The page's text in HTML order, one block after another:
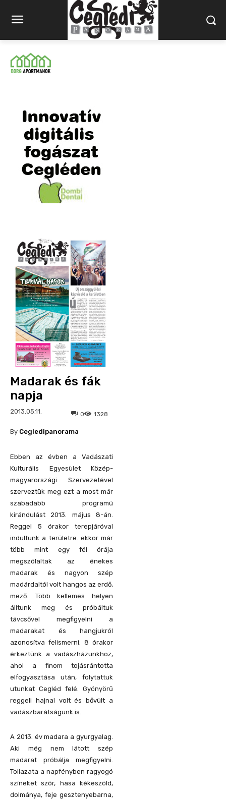
Madarak és fák
napja
2013.05.11. 1328
0
By Cegledipanorama
Ebben az évben a Vadászati
Kulturális Egyesület Közép-
magyarországi Szervezetével
szerveztük meg ezt a most már
szabadabb programú
kirándulást 2013. május 8-án.
Reggel 5 órakor terepjáróval
indultunk a területre. ekkor már
több mint egy fél órája
megszólaltak az énekes
madarak és nagyon szép
madárdaltól volt hangos az erdő,
mező. Több kellemes helyen
álltunk meg és próbáltuk
távcsővel megfigyelni a
madarakat és hangjukról
azonosítva felismerni. 8 órakor
érkeztünk a vadászházunkhoz,
ahol a finom tojásrántotta
elfogyasztása után, folytattuk
utunkat Cegléd felé. Gyönyörű
reggeli hajnal volt és bővült a
vadászbarátságunk is.
A 2013. év madara a gyurgyalag.
Aki még nem látott szép
madarat próbálja megfigyelni.
Tollazata a napfényben ragyogó
színeket szór, hasa kékeszöld,
dolmánya, feje gesztenyebarna,